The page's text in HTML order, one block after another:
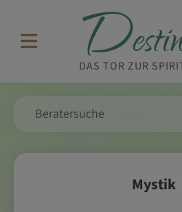
D
DAS TOR ZUR
Mystik